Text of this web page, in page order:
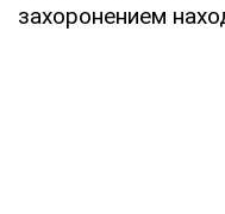
захоронением